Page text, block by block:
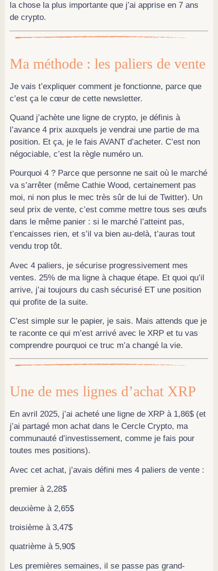
la chose la plus importante que j’ai apprise en 7 ans
de crypto.
Ma méthode : les paliers de vente
Je vais t’expliquer comment je fonctionne, parce que
c’est ça le cœur de cette newsletter.
Quand j’achète une ligne de crypto, je définis à
l’avance 4 prix auxquels je vendrai une partie de ma
position. Et ça, je le fais AVANT d’acheter. C’est non
négociable, c’est la règle numéro un.
Pourquoi 4 ? Parce que personne ne sait où le marché
va s’arrêter (même Cathie Wood, certainement pas
moi, ni non plus le mec très sûr de lui de Twitter). Un
seul prix de vente, c’est comme mettre tous ses œufs
dans le même panier : si le marché l’atteint pas,
t’encaisses rien, et s’il va bien au-delà, t’auras tout
vendu trop tôt.
Avec 4 paliers, je sécurise progressivement mes
ventes. 25% de ma ligne à chaque étape. Et quoi qu’il
arrive, j’ai toujours du cash sécurisé ET une position
qui profite de la suite.
C’est simple sur le papier, je sais. Mais attends que je
te raconte ce qui m’est arrivé avec le XRP et tu vas
comprendre pourquoi ce truc m’a changé la vie.
Une de mes lignes d’achat XRP
En avril 2025, j’ai acheté une ligne de XRP à 1,86$ (et
j’ai partagé mon achat dans le Cercle Crypto, ma
communauté d’investissement, comme je fais pour
toutes mes positions).
Avec cet achat, j’avais défini mes 4 paliers de vente :
premier à 2,28$
deuxième à 2,65$
troisième à 3,47$
quatrième à 5,90$
Les premières semaines, il se passe pas grand-